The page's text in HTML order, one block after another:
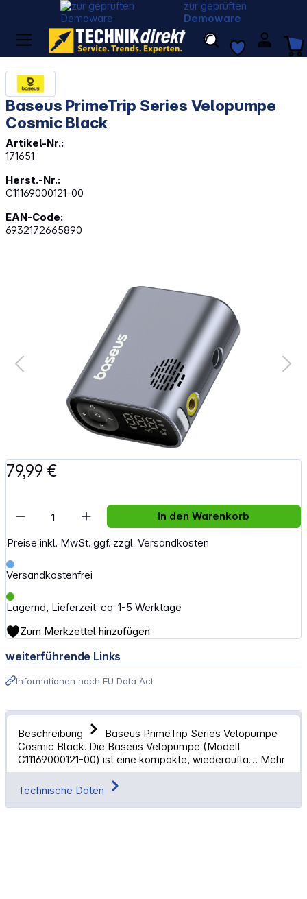
zur geprüften
Demoware
Baseus PrimeTrip Series Velopumpe
Cosmic Black
Artikel-Nr.:
171651
Herst.-Nr.:
C11169000121-00
EAN-Code:
6932172665890
79,99 €
Preise inkl. MwSt. ggf. zzgl. Versandkosten
Versandkostenfrei
Lagernd, Lieferzeit: ca. 1-5 Werktage
Artikel Anzahl: Gib den gewünschten
In den Warenkorb
Zum Merkzettel hinzufügen
weiterführende Links
Informationen nach EU Data Act
Beschreibung
Baseus PrimeTrip Series Velopumpe
Cosmic Black. Die Baseus Velopumpe (Modell
C11169000121-00) ist eine kompakte, wiederaufla… Mehr
Technische Daten